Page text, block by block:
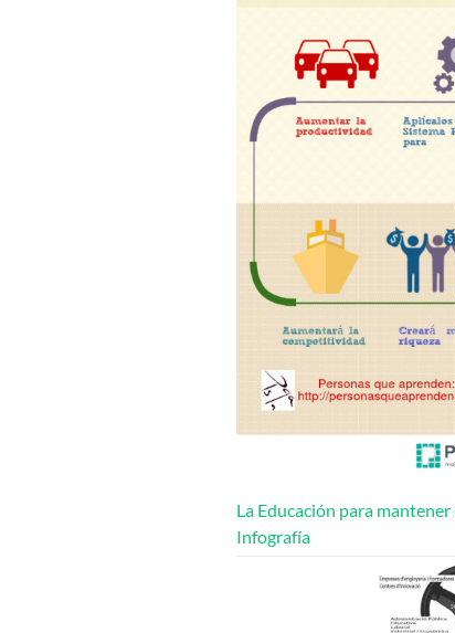
La Educación para
Infografía